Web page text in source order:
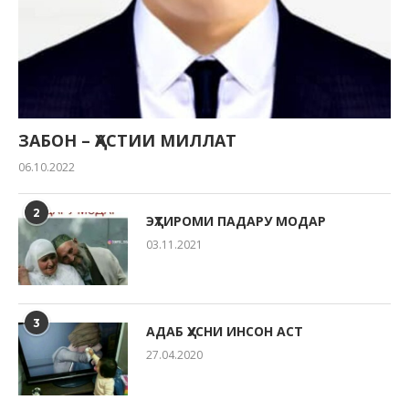
ЗАБОН – ҲАСТИИ МИЛЛАТ
06.10.2022
2 ЭҲТИРОМИ ПАДАРУ МОДАР
03.11.2021
3 АДАБ ҲУСНИ ИНСОН АСТ
27.04.2020